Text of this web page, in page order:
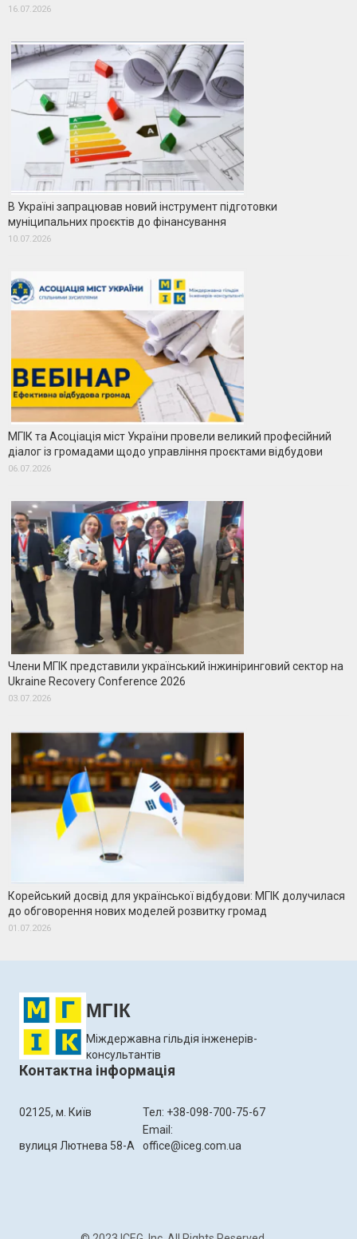
16.07.2026
В Україні запрацював новий інструмент підготовки
муніципальних проєктів до фінансування
10.07.2026
МГІК та Асоціація міст України провели великий професійний
діалог із громадами щодо управління проєктами відбудови
06.07.2026
Члени МГІК представили український інжиніринговий сектор на
Ukraine Recovery Conference 2026
03.07.2026
Корейський досвід для української відбудови: МГІК долучилася
до обговорення нових моделей розвитку громад
01.07.2026
МГІК
Міждержавна гільдія інженерів-
консультантів
Контактна інформація
02125, м. Київ
вулиця Лютнева 58-А
Тел: +38-098-700-75-67
Email:
office@iceg.com.ua